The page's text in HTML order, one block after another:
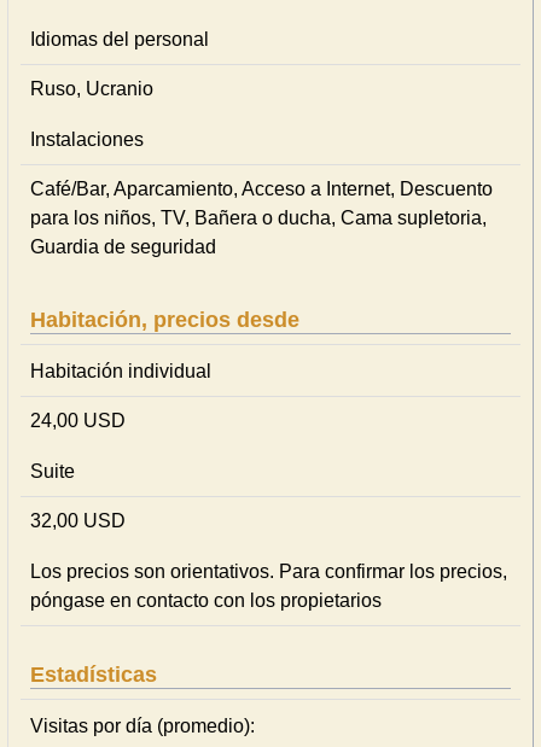
Idiomas del personal
Ruso, Ucranio
Instalaciones
Café/Bar, Aparcamiento, Acceso a Internet, Descuento
para los niños, TV, Bañera o ducha, Cama supletoria,
Guardia de seguridad
Habitación, precios desde
Habitación individual
24,00 USD
Suite
32,00 USD
Los precios son orientativos. Para confirmar los precios,
póngase en contacto con los propietarios
Estadísticas
Visitas por día (promedio):